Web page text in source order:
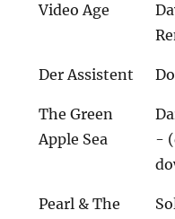
Video Age
Der Assistent
The Green
Apple Sea
-
Pearl & The